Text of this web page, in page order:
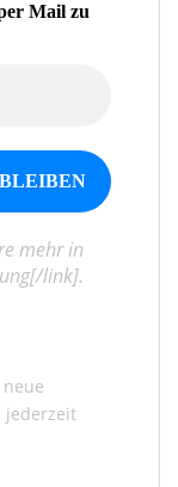
Mail zu
mehr in
link].
jederzeit